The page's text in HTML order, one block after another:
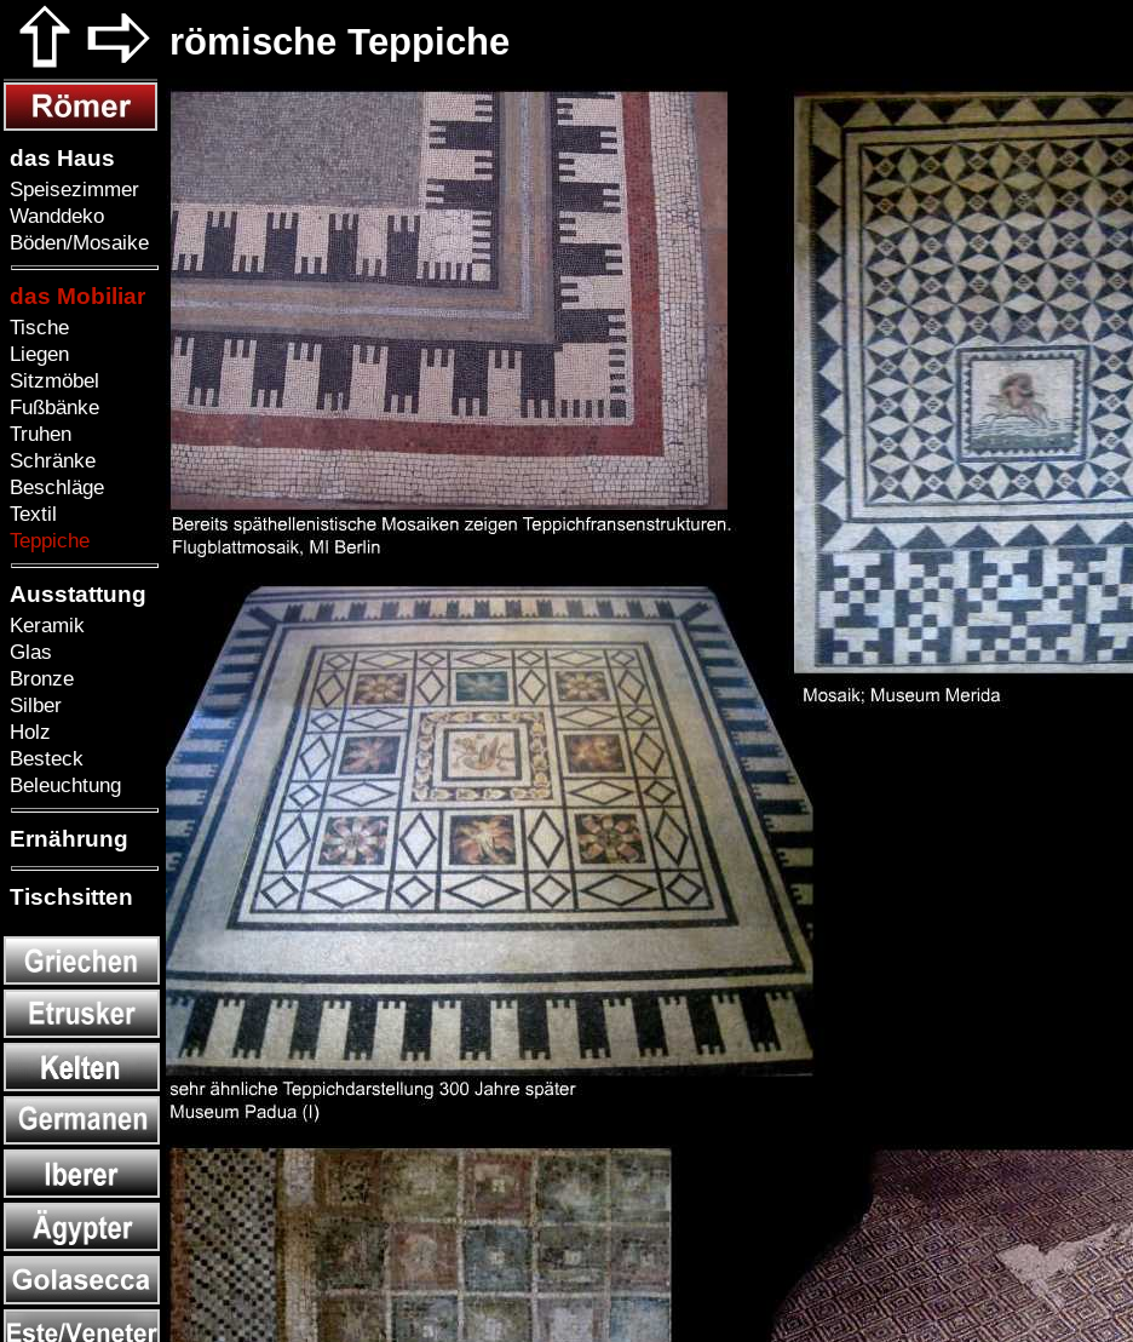
das Haus
Speisezimmer
Wanddeko
Böden/Mosaike
das Mobiliar
Tische
Liegen
Sitzmöbel
Fußbänke
Truhen
Schränke
Beschläge
Textil
Teppiche
Ausstattung
Keramik
Glas
Bronze
Silber
Holz
Besteck
Beleuchtung
Ernährung
Tischsitten
römische Teppiche